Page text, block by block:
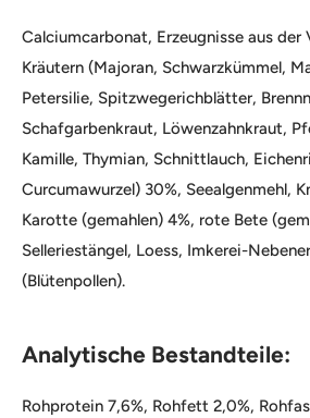
Calciumcarbonat, Erzeugnisse aus der
Kräutern (Majoran, Schwarzkümmel,
Petersilie, Spitzwegerichblätter,
Schafgarbenkraut, Löwenzahnkraut,
Kamille, Thymian, Schnittlauch,
Curcumawurzel) 30%, Seealgenmehl,
Karotte (gemahlen) 4%, rote Bete
Selleriestängel, Loess, Imkerei-
(Blütenpollen).
Analytische Bestandteile:
Rohprotein 7,6%, Rohfett 2,0%,